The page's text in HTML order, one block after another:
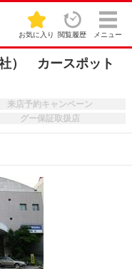
お気に入り 閲覧履歴 メニュー
） カースポット
来店予約キャンペーン
グー保証取扱店